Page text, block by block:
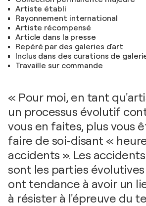
Artiste établi
Rayonnement international
Artiste récompensé
Article dans la presse
Repéré par des galeries d'art
Inclus dans des curations de
Travaille sur commande
« Pour moi, en tant
un processus évolutif
vous en faites, plus vous
faire de soi-disant «
accidents ». Les
sont les parties
ont tendance à avoir un
à résister à l'épreuve du